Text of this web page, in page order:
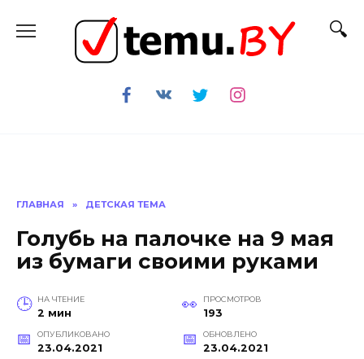
содержанию
ГЛАВНАЯ » ДЕТСКАЯ ТЕМА
Голубь на палочке на 9 мая
из бумаги своими руками
НА ЧТЕНИЕ
2 мин
ПРОСМОТРОВ
193
ОПУБЛИКОВАНО
23.04.2021
ОБНОВЛЕНО
23.04.2021